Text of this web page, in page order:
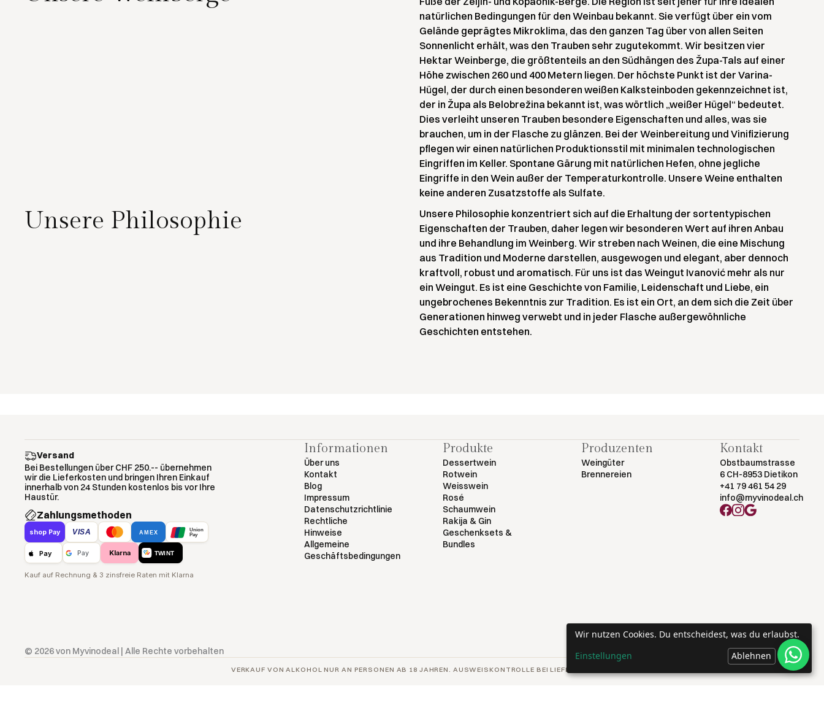
natürlichen Bedingungen für den Weinbau bekannt. Sie verfügt über ein vom
Gelände geprägtes Mikroklima, das den ganzen Tag über von allen Seiten
Sonnenlicht erhält, was den Trauben sehr zugutekommt. Wir besitzen vier
Hektar Weinberge, die größtenteils an den Südhängen des Župa-Tals auf einer
Höhe zwischen 260 und 400 Metern liegen. Der höchste Punkt ist der Varina-
Hügel, der durch einen besonderen weißen Kalksteinboden gekennzeichnet ist,
der in Župa als Belobrežina bekannt ist, was wörtlich „weißer Hügel“ bedeutet.
Dies verleiht unseren Trauben besondere Eigenschaften und alles, was sie
brauchen, um in der Flasche zu glänzen. Bei der Weinbereitung und Vinifizierung
pflegen wir einen natürlichen Produktionsstil mit minimalen technologischen
Eingriffen im Keller. Spontane Gärung mit natürlichen Hefen, ohne jegliche
Eingriffe in den Wein außer der Temperaturkontrolle. Unsere Weine enthalten
keine anderen Zusatzstoffe als Sulfate.
Unsere Philosophie
Unsere Philosophie konzentriert sich auf die Erhaltung der sortentypischen
Eigenschaften der Trauben, daher legen wir besonderen Wert auf ihren Anbau
und ihre Behandlung im Weinberg. Wir streben nach Weinen, die eine Mischung
aus Tradition und Moderne darstellen, ausgewogen und elegant, aber dennoch
kraftvoll, robust und aromatisch. Für uns ist das Weingut Ivanović mehr als nur
ein Weingut. Es ist eine Geschichte von Familie, Leidenschaft und Liebe, ein
ungebrochenes Bekenntnis zur Tradition. Es ist ein Ort, an dem sich die Zeit über
Generationen hinweg verwebt und in jeder Flasche außergewöhnliche
Geschichten entstehen.
Versand
Bei Bestellungen über CHF 250.-- übernehmen
wir die Lieferkosten und bringen Ihren Einkauf
innerhalb von 24 Stunden kostenlos bis vor Ihre
Haustür.
Zahlungsmethoden
shop Pay VISA AMEX
Union
Pay
Pay Pay Klarna TWINT
Kauf auf Rechnung & 3 zinsfreie Raten mit Klarna
Informationen
Über uns
Kontakt
Blog
Impressum
Datenschutzrichtlinie
Rechtliche
Hinweise
Allgemeine
Geschäftsbedingungen
Produkte
Dessertwein
Rotwein
Weisswein
Rosé
Schaumwein
Rakija & Gin
Geschenksets &
Bundles
Produzenten
Weingüter
Brennereien
Kontakt
Obstbaumstrasse
6 CH-8953 Dietikon
+41 79 461 54 29
info@myvinodeal.ch
© 2026 von Myvinodeal | Alle Rechte vorbehalten
VERKAUF VON ALKOHOL NUR AN PERSONEN AB 18 JAHREN. AUSWEISKONTROLLE BEI LIEFERUNG.
Wir nutzen Cookies. Du entscheidest, was du erlaubst.
Einstellungen
Ablehnen OK